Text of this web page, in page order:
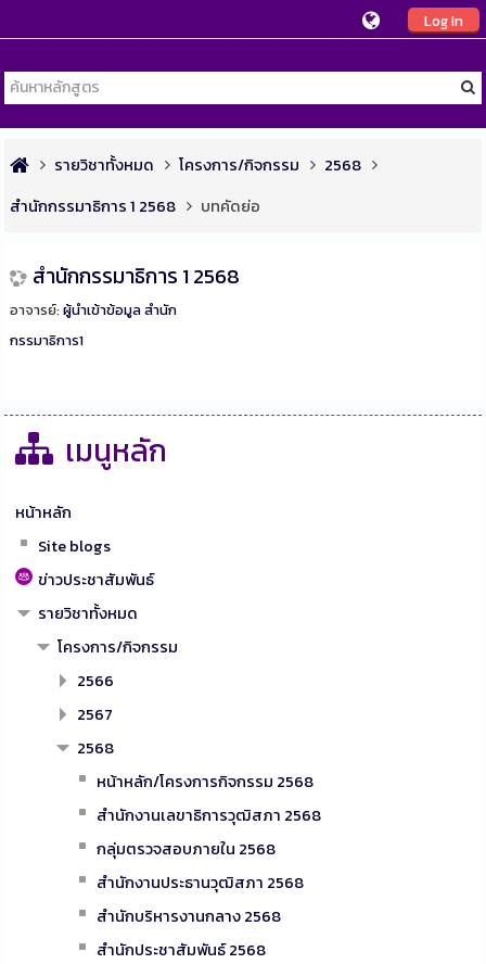
Log In
รายวิชาทั้งหมด โครงการ/กิจกรรม
2568
สำนักกรรมาธิการ 1 2568
บทคัดย่อ
สำนักกรรมาธิการ 1 2568
อาจารย์:ผู้นำเข้าข้อมูล สำนัก
กรรมาธิการ1
เมนูหลัก
หน้าหลัก
Site blogs
ข่าวประชาสัมพันธ์
รายวิชาทั้งหมด
โครงการ/กิจกรรม
2566
2567
2568
หน้าหลัก/โครงการกิจกรรม 2568
สำนักงานเลขาธิการวุฒิสภา 2568
กลุ่มตรวจสอบภายใน 2568
สำนักงานประธานวุฒิสภา 2568
สำนักบริหารงานกลาง 2568
สำนักประชาสัมพันธ์ 2568